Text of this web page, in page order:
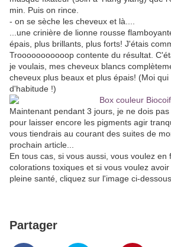
min. Puis on rince.
- on se sèche les cheveux et là....
...une crinière de lionne rousse
épais, plus brillants, plus forts! J'étais
Trooooooooooop contente du résultat.
je voulais, mes cheveux blancs
cheveux plus beaux et plus épais! (Moi
d'habitude !)
Maintenant pendant 3 jours, je ne dois
pour laisser encore les pigments agir
vous tiendrais au courant des suites de
prochain article...
En tous cas, si vous aussi, vous voulez en
colorations toxiques et si vous voulez
pleine santé, cliquez sur l'image ci-
Partager